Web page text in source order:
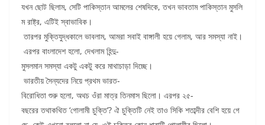
যখন ছোট ছিলাম, সেটি পাকিস্তান আমলের শেষদিকে, তখন ভাবতাম পাকিস্তান মুসলি
ম রাষ্ট্র, এটিই স্বাভাবিক।
তারপর মুক্তিযুদ্ধকালে ভাবলাম, আমরা সবাই বাঙ্গালী হয়ে গেলাম, আর সমস্যা নাই।
এরপর বাংলাদেশ হলো, দেখলাম হিন্দু-
মুসলমান সমস্যা একটু একটু করে মাথাচাড়া দিচ্ছে।
ভারতীয় সৈন্যদের নিয়ে প্রথম ভারত-
বিরোধিতা শুরু হলো, অথচ ওঁরা মাত্র তিনমাস ছিলো। এরপর ২৫-
বছরের তথাকথিত ‘গোলামী চুক্তি’? ঐ চুক্তিটি নেই তাও সিকি শতাব্দীর বেশি হয়ে গে